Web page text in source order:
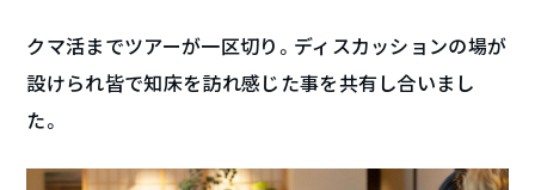
クマ活までツアーが一区切り。ディスカッションの場が
設けられ皆で知床を訪れ感じた事を共有し合いまし
た。